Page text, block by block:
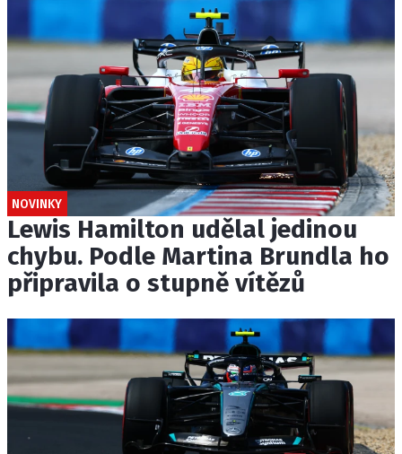
NOVINKY
Lewis Hamilton udělal jedinou
chybu. Podle Martina Brundla ho
připravila o stupně vítězů